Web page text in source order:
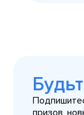
призов,